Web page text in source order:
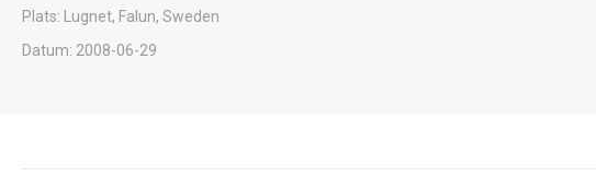
Plats: Lugnet, Falun, Sweden
Datum: 2008-06-29